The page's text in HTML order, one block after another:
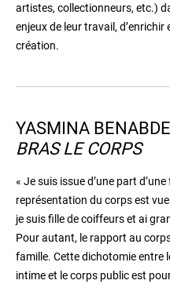
artistes, collectionneurs, etc.)
enjeux de leur travail,
création.
YASMINA
BRAS LE CORPS
« Je suis issue d’une part
représentation du corps est
je suis fille de coiffeurs et ai
Pour autant, le rapport au
famille. Cette dichotomie entre
intime et le corps public est